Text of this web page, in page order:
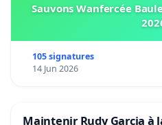
Sauvons Wanfercée
105 signatures
14 Jun 2026
Maintenir Rudy Garcia à